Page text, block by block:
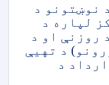
نوښتونو د
لپاره د
روزنې او د
د تهيې
د